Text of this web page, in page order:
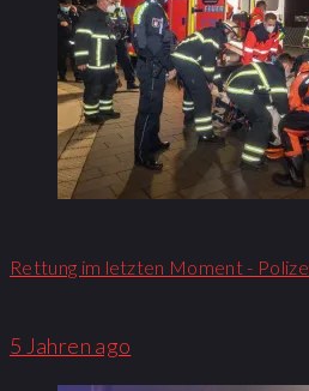
Rettung im letzten Moment -
5 Jahren ago